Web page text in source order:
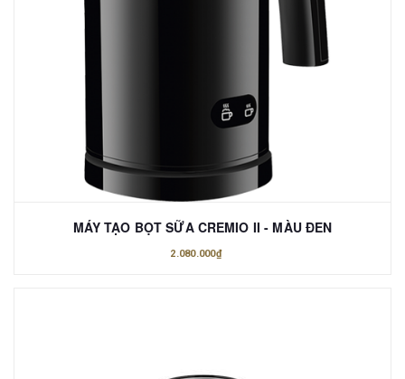
MÁY TẠO BỌT SỮA CREMIO II - MÀU ĐEN
2.080.000₫